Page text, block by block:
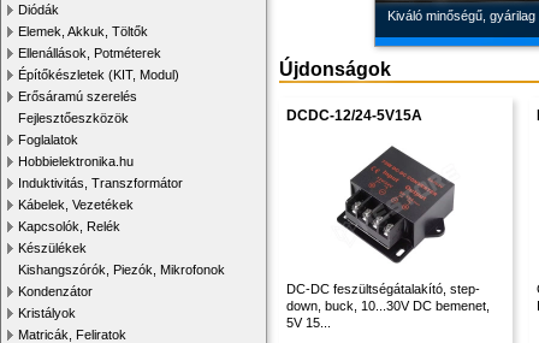
Diódák
Elemek, Akkuk, Töltők
Ellenállások, Potméterek
Építőkészletek (KIT, Modul)
Erősáramú szerelés
Fejlesztőeszközök
Foglalatok
Hobbielektronika.hu
Induktivitás, Transzformátor
Kábelek, Vezetékek
Kapcsolók, Relék
Készülékek
Kishangszórók, Piezók, Mikrofonok
Kondenzátor
Kristályok
Matricák, Feliratok
Kiváló minőségű,
Újdonságok
DCDC-12/24-5V15A
DC-DC feszültségátalakító, step-
down, buck, 10...30V DC bemenet,
5V 15...